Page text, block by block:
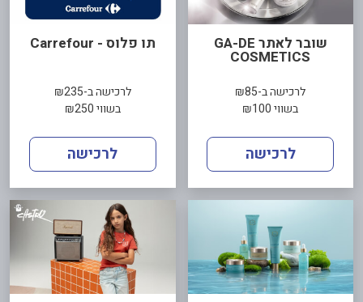
שובר לאתר GA-DE
COSMETICS
לרכישה ב-₪85
בשווי ₪100
לרכישה
תו פלוס - Carrefour
לרכישה ב-₪235
בשווי ₪250
לרכישה